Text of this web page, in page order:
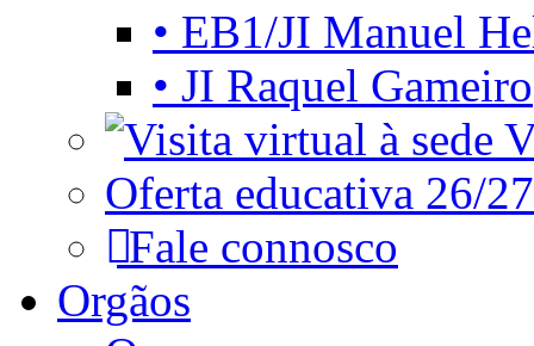
• EB1/JI Manuel
• JI Raquel Gameiro
Oferta educativa 26/27
Fale connosco
Orgãos